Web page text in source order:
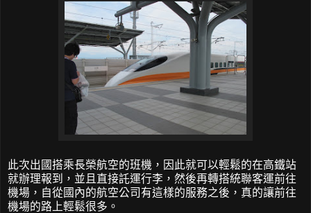
此次出國搭乘長榮航空的班機，因此就可以輕鬆的在高鐵站
就辦理報到，並且直接託運行李，然後再轉搭統聯客運前往
機場，自從國內的航空公司有這樣的服務之後，真的讓前往
機場的路上輕鬆很多。